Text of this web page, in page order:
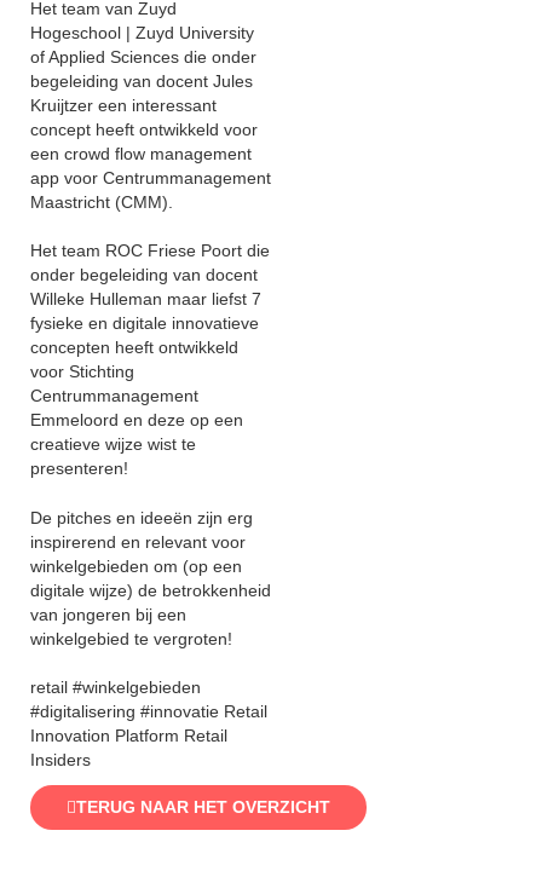
Het team van Zuyd
Hogeschool | Zuyd University
of Applied Sciences die onder
begeleiding van docent Jules
Kruijtzer een interessant
concept heeft ontwikkeld voor
een crowd flow management
app voor Centrummanagement
Maastricht (CMM).
Het team ROC Friese Poort die
onder begeleiding van docent
Willeke Hulleman maar liefst 7
fysieke en digitale innovatieve
concepten heeft ontwikkeld
voor Stichting
Centrummanagement
Emmeloord en deze op een
creatieve wijze wist te
presenteren!
De pitches en ideeën zijn erg
inspirerend en relevant voor
winkelgebieden om (op een
digitale wijze) de betrokkenheid
van jongeren bij een
winkelgebied te vergroten!
retail #winkelgebieden
#digitalisering #innovatie Retail
Innovation Platform Retail
Insiders
TERUG NAAR HET OVERZICHT